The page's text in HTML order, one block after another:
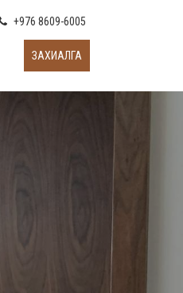
+976 8609-6005
ЗАХИАЛГА